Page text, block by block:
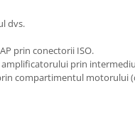
dvs.
prin conectorii ISO.
prin
compartimentul motorului